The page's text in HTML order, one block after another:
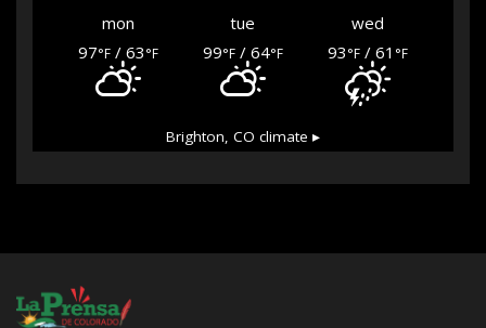
mon tue
wed
97°F / 63°F 99°F/ 64°F 93°F/ 61 °F
Brighton, CO climate ▸